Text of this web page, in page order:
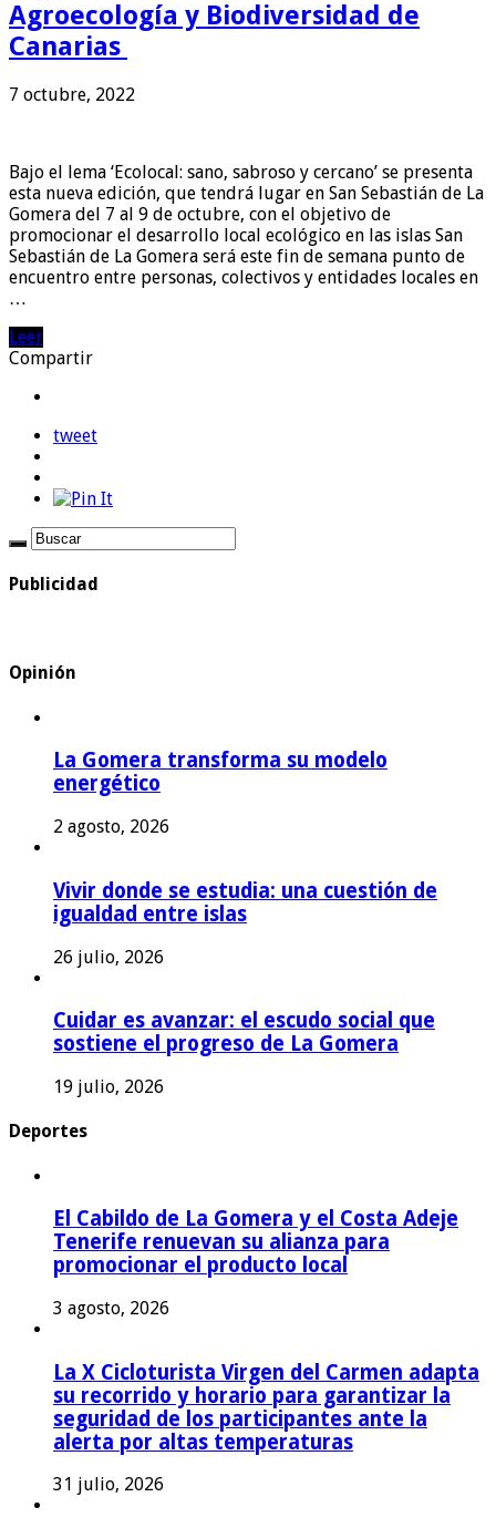
Agroecología y Biodiversidad de
Canarias
7 octubre, 2022
Bajo el lema ‘Ecolocal: sano, sabroso y cercano’ se presenta
esta nueva edición, que tendrá lugar en San Sebastián de La
Gomera del 7 al 9 de octubre, con el objetivo de
promocionar el desarrollo local ecológico en las islas San
Sebastián de La Gomera será este fin de semana punto de
encuentro entre personas, colectivos y entidades locales en
…
Leer
Compartir
tweet
Publicidad
Opinión
La Gomera transforma su modelo
energético
2 agosto, 2026
Vivir donde se estudia: una cuestión de
igualdad entre islas
26 julio, 2026
Cuidar es avanzar: el escudo social que
sostiene el progreso de La Gomera
19 julio, 2026
Deportes
El Cabildo de La Gomera y el Costa Adeje
Tenerife renuevan su alianza para
promocionar el producto local
3 agosto, 2026
La X Cicloturista Virgen del Carmen adapta
su recorrido y horario para garantizar la
seguridad de los participantes ante la
alerta por altas temperaturas
31 julio, 2026